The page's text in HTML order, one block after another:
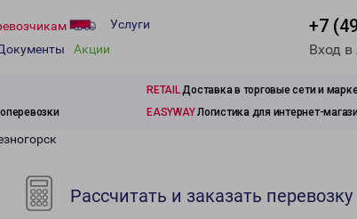
Услуги
Акции
+7
Вход
RETAILДоставка в торговые сети и
EASYWAYЛогистика для интернет-
Рассчитать и заказать перевозку